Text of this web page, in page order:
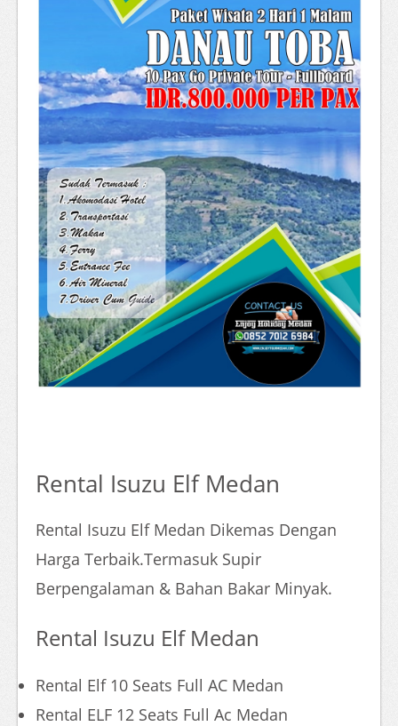
Rental Isuzu Elf Medan
Rental Isuzu Elf Medan Dikemas Dengan
Harga Terbaik.Termasuk Supir
Berpengalaman & Bahan Bakar Minyak.
Rental Isuzu Elf Medan
Rental Elf 10 Seats Full AC Medan
Rental ELF 12 Seats Full Ac Medan